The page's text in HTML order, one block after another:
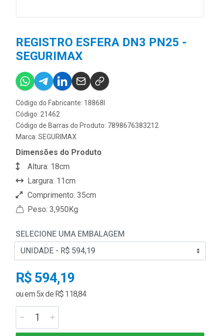
REGISTRO ESFERA DN3 PN25 -
SEGURIMAX
Código do Fabricante: 18868I
Código: 21462
Código de Barras do Produto: 7898676383212
Marca: SEGURIMAX
Dimensões do Produto
Altura: 18cm
Largura: 11cm
Comprimento: 35cm
Peso: 3,950Kg
SELECIONE UMA EMBALAGEM
R$ 594,19
ou em 5x de R$ 118,84